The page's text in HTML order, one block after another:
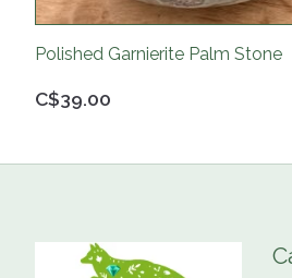
C$39.00
Polished Garnierite Palm Stone